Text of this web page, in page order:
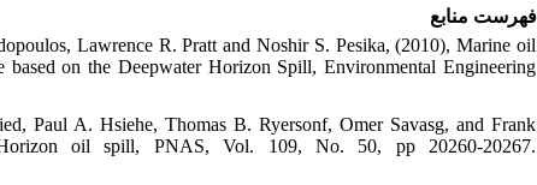
فهرست منابع
Lawrence R. Pratt and Noshir S. Pesika, (2010), Marine oil
based on the Deepwater Horizon Spill, Environmental Engineering
Paul A. Hsiehe, Thomas B. Ryersonf, Omer Savasg, and Frank
oil spill, PNAS, Vol. 109, No. 50, pp 20260-20267.